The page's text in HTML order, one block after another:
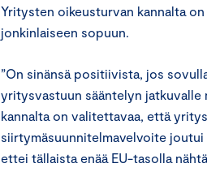
Yritysten oikeusturvan kannalta
jonkinlaiseen sopuun.
”On sinänsä positiivista, jos
yritysvastuun sääntelyn
kannalta on valitettavaa, että
siirtymäsuunnitelmavelvoite
ettei tällaista enää EU-tasolla